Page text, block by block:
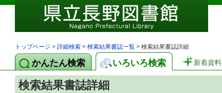
トップページ > 詳細検索 > 検索結果書誌一覧 > 検索結果書誌詳細
かんたん検索 いろいろ検索 新着資料
検索結果書誌詳細